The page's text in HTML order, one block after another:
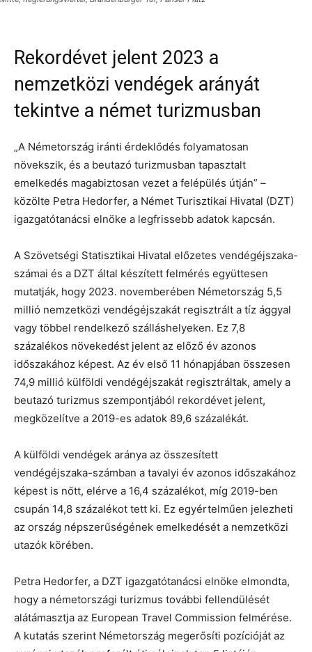
Rekordévet jelent 2023 a
nemzetközi vendégek arányát
tekintve a német turizmusban
„A Németország iránti érdeklődés folyamatosan
növekszik, és a beutazó turizmusban tapasztalt
emelkedés magabiztosan vezet a felépülés útján” –
közölte Petra Hedorfer, a Német Turisztikai Hivatal (DZT)
igazgatótanácsi elnöke a legfrissebb adatok kapcsán.
A Szövetségi Statisztikai Hivatal előzetes vendégéjszaka-
számai és a DZT által készített felmérés együttesen
mutatják, hogy 2023. novemberében Németország 5,5
millió nemzetközi vendégéjszakát regisztrált a tíz ággyal
vagy többel rendelkező szálláshelyeken. Ez 7,8
százalékos növekedést jelent az előző év azonos
időszakához képest. Az év első 11 hónapjában összesen
74,9 millió külföldi vendégéjszakát regisztráltak, amely a
beutazó turizmus szempontjából rekordévet jelent,
megközelítve a 2019-es adatok 89,6 százalékát.
A külföldi vendégek aránya az összesített
vendégéjszaka-számban a tavalyi év azonos időszakához
képest is nőtt, elérve a 16,4 százalékot, míg 2019-ben
csupán 14,8 százalékot tett ki. Ez egyértelműen jelezheti
az ország népszerűségének emelkedését a nemzetközi
utazók körében.
Petra Hedorfer, a DZT igazgatótanácsi elnöke elmondta,
hogy a németországi turizmus további fellendülését
alátámasztja az European Travel Commission felmérése.
A kutatás szerint Németország megerősíti pozícióját az